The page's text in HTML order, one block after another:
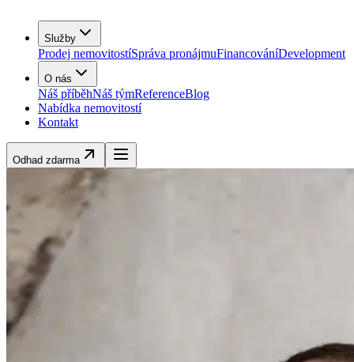
Služby
Prodej nemovitostíSpráva pronájmuFinancováníDevelopment
O nás
Náš příběhNáš týmReferenceBlog
Nabídka nemovitostí
Kontakt
Odhad zdarma